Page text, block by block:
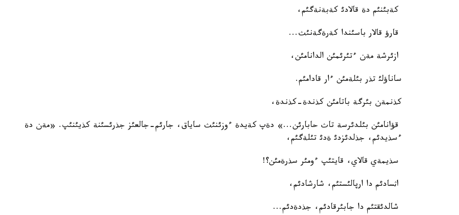
كةبئنئم دة قالادئ كةبةنةگئم،
قارؤ قالار باسئندا كةرةگةنئث...
ازئرشة مةن ءتئرئمئن الدانامئن،
ساناؤلئ تذر بئلةمئن ءار قادامئم.
كذنمةن بئرگة باتامئن كذندة-كذندة،
قؤانامئن بئلدئرسة تاث حابارئن...» دةپ كةيدة ءوزئنئث ساياق، جارئم-جالعئز جذرئسئنة كذيئنئپ. «مةن دة
ءسذيدئم، جذلدئزدئ ةدئ تئلةگئم،
سذيمةي قالاي، قايتئپ ءومئر سذرةمئن؟!
اثسادئم دا ارپالئستئم، شارشادئم،
شالدئقتئم دا جابئرقادئم، جذدةدئم...